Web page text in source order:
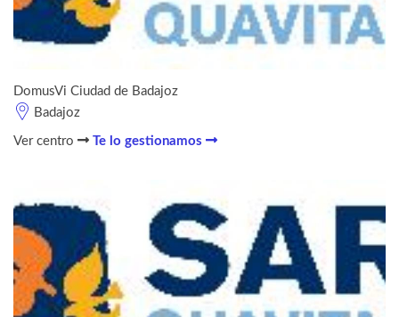
DomusVi Ciudad de Badajoz
Badajoz
Ver centro Te lo gestionamos